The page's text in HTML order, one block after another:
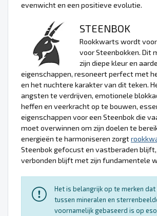
evenwicht en een positieve evolutie.
STEENBOK
Rookkwarts wordt
voor Steenbokken. Dit
zijn diepe kleur en
eigenschappen, resoneert perfect met
en het nuchtere karakter van dit teken.
angsten te verdrijven, emotionele
heffen en veerkracht op te bouwen,
eigenschappen voor een Steenbok die
moet overwinnen om zijn doelen te
energieën te harmoniseren zorgt
Steenbok gefocust en vastberaden
verbonden blijft met zijn fundamentele
Het is belangrijk op te merken
tussen mineralen en
voornamelijk gebaseerd is op